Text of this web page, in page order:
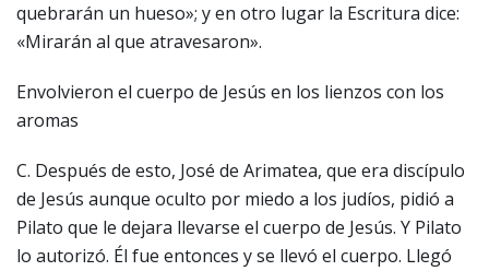
quebrarán un hueso»; y en otro lugar la Escritura dice:
«Mirarán al que atravesaron».
Envolvieron el cuerpo de Jesús en los lienzos con los
aromas
C. Después de esto, José de Arimatea, que era discípulo
de Jesús aunque oculto por miedo a los judíos, pidió a
Pilato que le dejara llevarse el cuerpo de Jesús. Y Pilato
lo autorizó. Él fue entonces y se llevó el cuerpo. Llegó